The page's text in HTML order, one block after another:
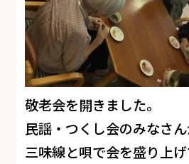
敬老会を開きました。
民謡・つくし会のみなさん
三味線と唄で会を盛り上